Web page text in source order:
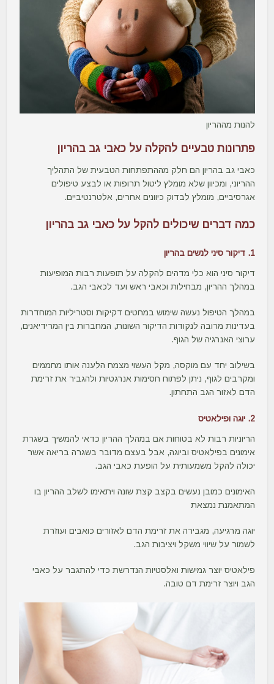
להנות מההריון
פתרונות טבעיים להקלה על כאבי גב בהריון
כאבי גב בהריון הם חלק מההתפתחות הטבעית של התהליך
ההריוני, ומכיוון שלא מומלץ ליטול תרופות או לבצע טיפולים
אגרסיביים, מומלץ לבדוק כיוונים אחרים, אלטרנטיביים.
כמה דברים שיכולים להקל על כאבי גב בהריון
1. דיקור סיני לנשים בהריון
דיקור סיני הוא כלי מדהים להקלה על תופעות רבות המופיעות
במהלך ההריון, מבחילות וכאבי ראש ועד לכאבי הגב.
במהלך הטיפול נעשה שימוש במחטים דקיקות וסטריליות המוחדרות
בעדינות מרובה לנקודות הדיקור השונות, המחברות בין המרידיאנים,
ערוצי האנרגיה של הגוף.
בשילוב יחד עם מוקסה, מקל העשוי מצמח הלענה אותו מחממים
ומקרבים לגוף, ניתן לפתוח חסימות אנרגטיות ולהגביר את זרימת
הדם לאזור הגב התחתון.
2. יוגה ופילאטיס
הריוניות רבות לא בטוחות אם במהלך ההריון כדאי להמשיך בשגרת
אימונים בפילאטיס וביוגה, אבל בעצם מדובר בשגרה בריאה אשר
יכולה להקל משמעותית על הופעת כאבי הגב.
האימונים כמובן נעשים בקצב קצת שונה ויתאימו לשלב ההריון בו
המתאמנת נמצאת
יוגה מרגיעה, מגבירה את זרימת הדם לאזורים כואבים ועוזרת
לשמור על שיווי משקל ויציבות הגב.
פילאטיס יוצר גמישות ואלסטיות הנדרשת כדי להתגבר על כאבי
הגב ויוצר זרימת דם טובה.